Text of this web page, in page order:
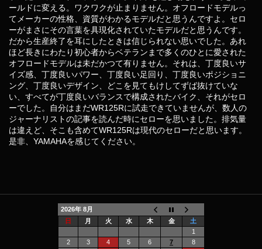
ールドに変える。ワクワクが止まりません。オフロードモデルっ
てメーカーの性格、資質がわかるモデルだと思うんですよ。セロ
ーがまさにその言葉を具現化されていたモデルだと思うんです。
だから生産終了を耳にしたときは信じられない思いでした。あれ
ほど長きにわたり初心者からベテランまで多くのひとに愛された
オフロードモデルは未だかつて有りません。それは、丁度良いサ
イズ感、丁度良いパワー、丁度良い足回り、丁度良いポジショニ
ング、丁度良いデザイン、どこを見てもけしてずば抜けていな
い、すべてが丁度良いバランスで構成されたバイク、それがセロ
ーでした。自分はまだWR125Rに試走できていませんが、数人の
ジャーナリストの記事を読んだ時にセローを思いました。排気量
は違えど、そこも含めてWR125Rは現代のセローだと思います。
是非、YAMAHAを感じてください。
2026年 8月
日
月 火 水 木 金
土
1
2
3 4 5 6 7
8